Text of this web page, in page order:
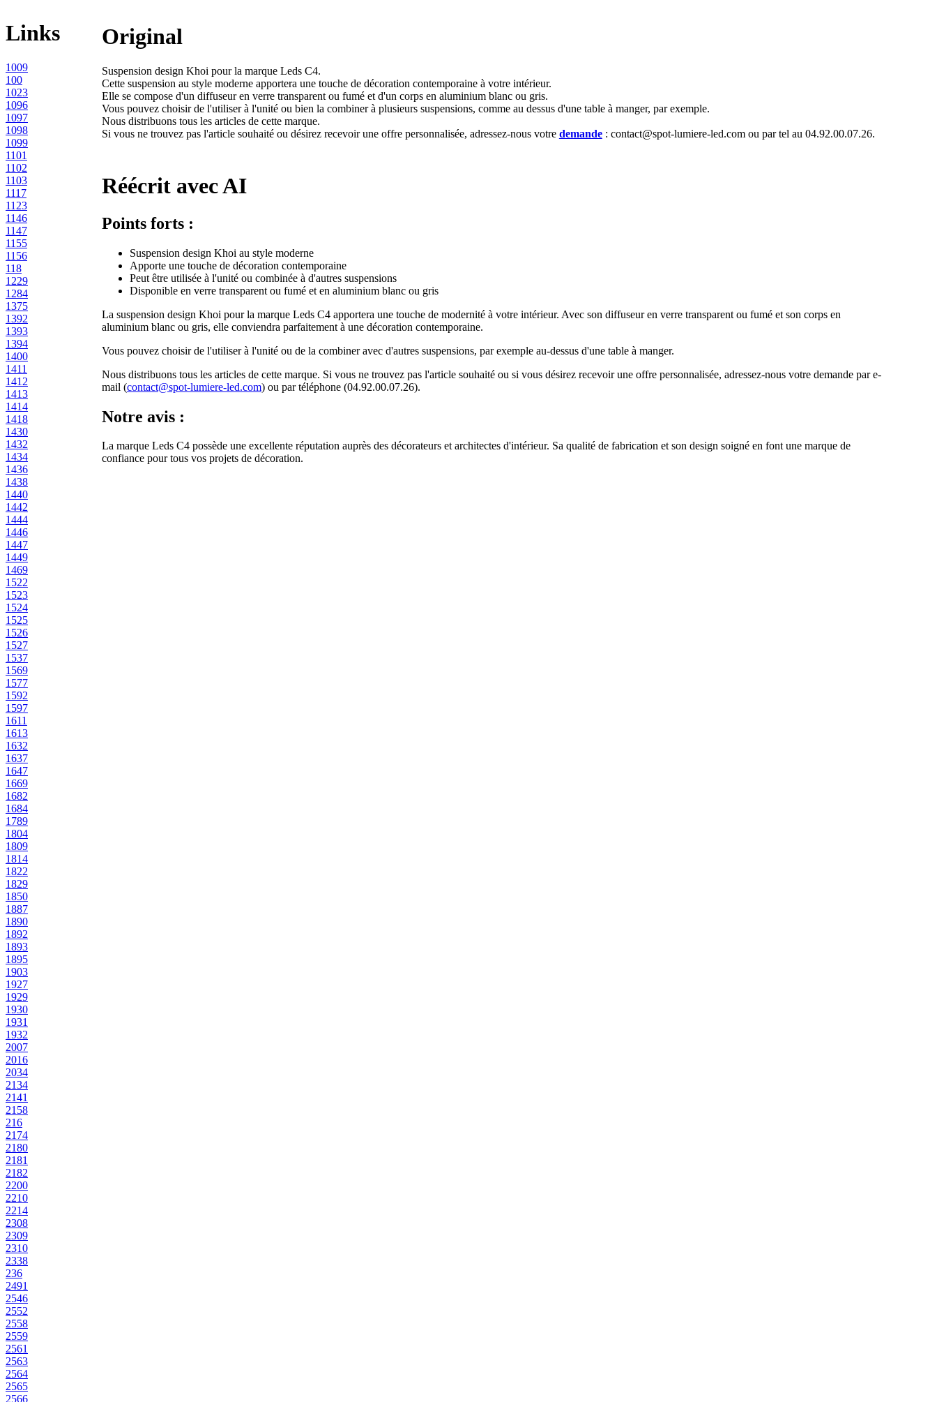
Links
1009
100
1023
1096
1097
1098
1099
1101
1102
1103
1117
1123
1146
1147
1155
1156
118
1229
1284
1375
1392
1393
1394
1400
1411
1412
1413
1414
1418
1430
1432
1434
1436
1438
1440
1442
1444
1446
1447
1449
1469
1522
1523
1524
1525
1526
1527
1537
1569
1577
1592
1597
1611
1613
1632
1637
1647
1669
1682
1684
1789
1804
1809
1814
1822
1829
1850
1887
1890
1892
1893
1895
1903
1927
1929
1930
1931
1932
2007
2016
2034
2134
2141
2158
216
2174
2180
2181
2182
2200
2210
2214
2308
2309
2310
2338
236
2491
2546
2552
2558
2559
2561
2563
2564
2565
2566
Original
Suspension design Khoi pour la marque Leds C4.
Cette suspension au style moderne apportera une touche de décoration contemporaine à votre intérieur.
Elle se compose d'un diffuseur en verre transparent ou fumé et d'un corps en aluminium blanc ou gris.
Vous pouvez choisir de l'utiliser à l'unité ou bien la combiner à plusieurs suspensions, comme au dessus d'une table à manger, par exemple.
Nous distribuons tous les articles de cette marque.
Si vous ne trouvez pas l'article souhaité ou désirez recevoir une offre personnalisée, adressez-nous votre demande : contact@spot-lumiere-led.com ou par tel au 04.92.00.07.26.
Réécrit avec AI
Points forts :
Suspension design Khoi au style moderne
Apporte une touche de décoration contemporaine
Peut être utilisée à l'unité ou combinée à d'autres suspensions
Disponible en verre transparent ou fumé et en aluminium blanc ou gris
La suspension design Khoi pour la marque Leds C4 apportera une touche de modernité à votre intérieur. Avec son diffuseur en verre transparent ou fumé et son corps en
aluminium blanc ou gris, elle conviendra parfaitement à une décoration contemporaine.
Vous pouvez choisir de l'utiliser à l'unité ou de la combiner avec d'autres suspensions, par exemple au-dessus d'une table à manger.
Nous distribuons tous les articles de cette marque. Si vous ne trouvez pas l'article souhaité ou si vous désirez recevoir une offre personnalisée, adressez-nous votre demande par e-
mail (contact@spot-lumiere-led.com) ou par téléphone (04.92.00.07.26).
Notre avis :
La marque Leds C4 possède une excellente réputation auprès des décorateurs et architectes d'intérieur. Sa qualité de fabrication et son design soigné en font une marque de
confiance pour tous vos projets de décoration.